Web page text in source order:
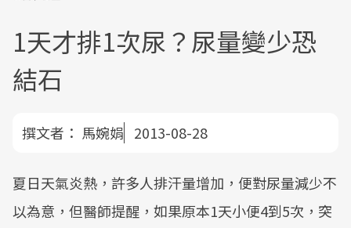
1天才排1次尿？尿量變少恐
結石
撰文者： 馬婉娟 2013-08-28
夏日天氣炎熱，許多人排汗量增加，便對尿量減少不
以為意，但醫師提醒，如果原本1天小便4到5次，突